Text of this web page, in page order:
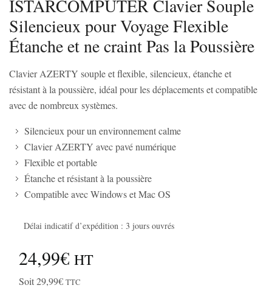
ISTARCOMPUTER Clavier Souple
Silencieux pour Voyage Flexible
Étanche et ne craint Pas la Poussière
Clavier AZERTY souple et flexible, silencieux, étanche et
résistant à la poussière, idéal pour les déplacements et compatible
avec de nombreux systèmes.
Silencieux pour un environnement calme
Clavier AZERTY avec pavé numérique
Flexible et portable
Étanche et résistant à la poussière
Compatible avec Windows et Mac OS
Délai indicatif d’expédition : 3 jours ouvrés
24,99€ HT
Soit 29,99€ TTC